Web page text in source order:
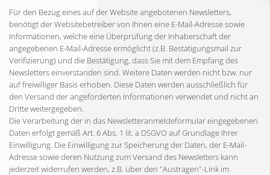
Für den Bezug eines auf der Website angebotenen Newsletters,
benötigt der Websitebetreiber von Ihnen eine E-Mail-Adresse sowie
Informationen, welche eine Überprüfung der Inhaberschaft der
angegebenen E-Mail-Adresse ermöglicht (z.B. Bestätigungsmail zur
Verifizierung) und die Bestätigung, dass Sie mit dem Empfang des
Newsletters einverstanden sind. Weitere Daten werden nicht bzw. nur
auf freiwilliger Basis erhoben. Diese Daten werden ausschließlich für
den Versand der angeforderten Informationen verwendet und nicht an
Dritte weitergegeben.
Die Verarbeitung der in das Newsletteranmeldeformular eingegebenen
Daten erfolgt gemäß Art. 6 Abs. 1 lit. a DSGVO auf Grundlage Ihrer
Einwilligung. Die Einwilligung zur Speicherung der Daten, der E-Mail-
Adresse sowie deren Nutzung zum Versand des Newsletters kann
jederzeit widerrufen werden, z.B. über den "Austragen"-Link im